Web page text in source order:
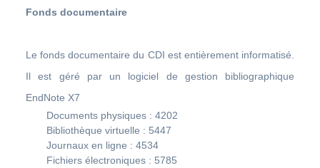
Fonds documentaire
Le fonds documentaire du CDI est entièrement informatisé.
Il est géré par un logiciel de gestion bibliographique
EndNote X7
Documents physiques : 4202
Bibliothèque virtuelle : 5447
Journaux en ligne : 4534
Fichiers électroniques : 5785